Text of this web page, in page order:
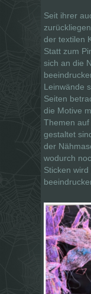
Seit ihrer
der textilen
Statt zum
sich an die
Leinwände
Seiten
die Motive
Themen
gestaltet
der
wodurch
Sticken